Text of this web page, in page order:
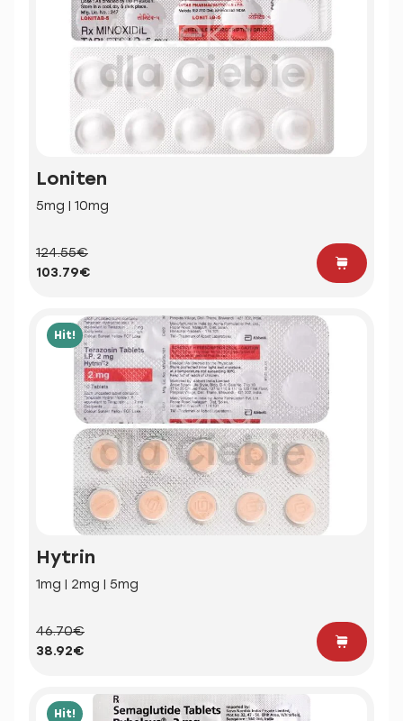
Loniten
5mg | 10mg
124.55€
103.79€
Hit!
Hytrin
1mg | 2mg | 5mg
46.70€
38.92€
Hit!